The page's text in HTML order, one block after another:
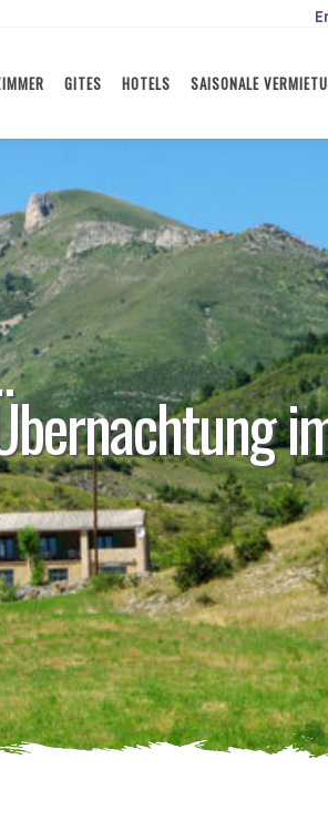
GITES HOTELS SAISONALE